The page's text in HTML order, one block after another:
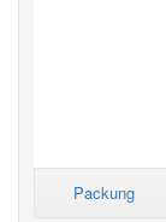
Packung